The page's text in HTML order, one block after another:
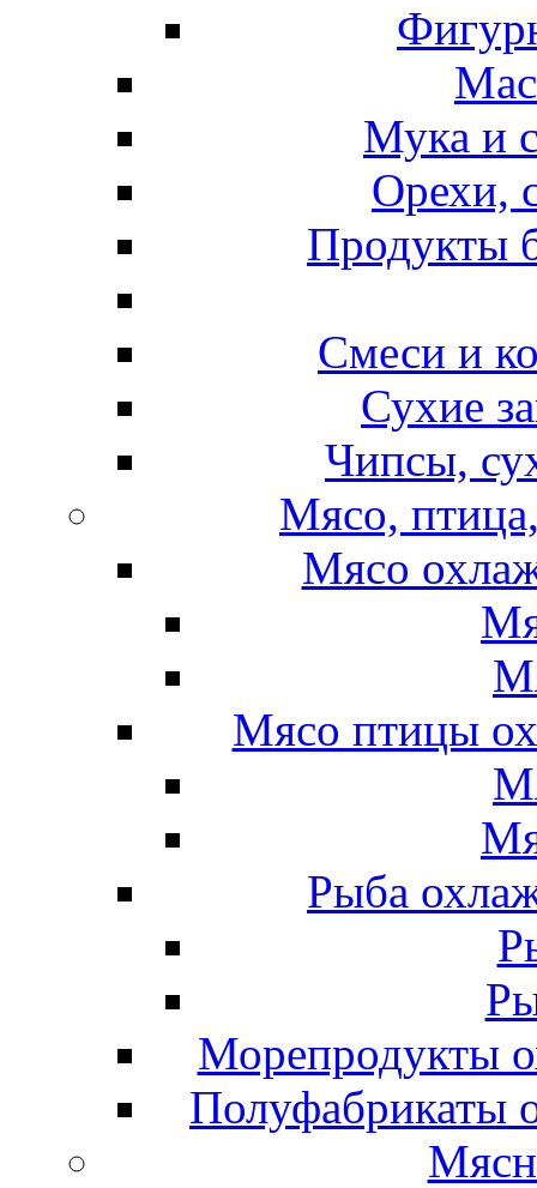
Мука и
Орехи,
Продукты
Смеси и
Сухие
Чипсы,
Мясо,
Мясо
Мясо птицы
Рыба
Морепродукты
Полуфабрикаты